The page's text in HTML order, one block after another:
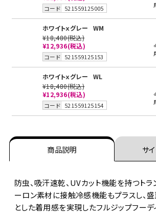
コード 521559125005
ホワイトｘグレー
WM
¥18,480(税込)
¥12,936(税込)
コード 521559125153
ホワイトｘグレー
WL
¥18,480(税込)
¥12,936(税込)
コード 521559125154
商品説明 サ
防虫、吸汗速乾、UVカット機能を持つトラ
ーロン素材に接触冷感機能もプラスし、盛
とした着用感を実現したフルジップフーデ